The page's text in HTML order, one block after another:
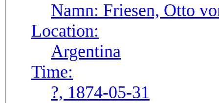
Namn: Friesen, Otto
Location:
Argentina
Time:
?, 1874-05-31